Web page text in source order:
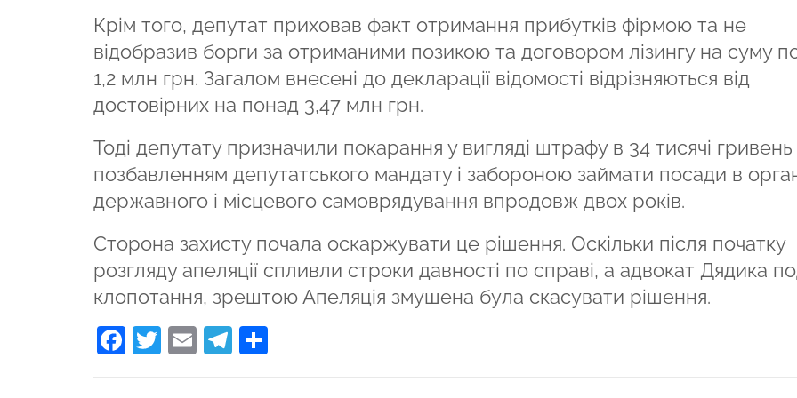
Крім того, депутат приховав факт отримання прибутків фірмою та не
відобразив борги за отриманими позикою та договором лізингу на суму
1,2 млн грн. Загалом внесені до декларації відомості відрізняються від
достовірних на понад 3,47 млн грн.
Тоді депутату призначили покарання у вигляді штрафу в 34 тисячі гривень
позбавленням депутатського мандату і забороною займати посади в
державного і місцевого самоврядування впродовж двох років.
Сторона захисту почала оскаржувати це рішення. Оскільки після початку
розгляду апеляції спливли строки давності по справі, а адвокат Дядика
клопотання, зрештою Апеляція змушена була скасувати рішення.
Facebook
Twitter
EmailTelegram
Поділитися